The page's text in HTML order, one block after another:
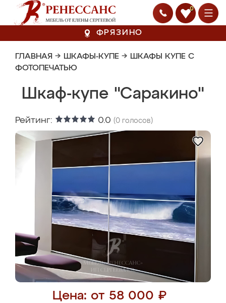
0
ФРЯЗИНО
ГЛАВНАЯ → ШКАФЫ-КУПЕ → ШКАФЫ КУПЕ С
ФОТОПЕЧАТЬЮ
Шкаф-купе "Саракино"
Рейтинг: 0.0 (0 голосов)
Цена: от 58 000 ₽